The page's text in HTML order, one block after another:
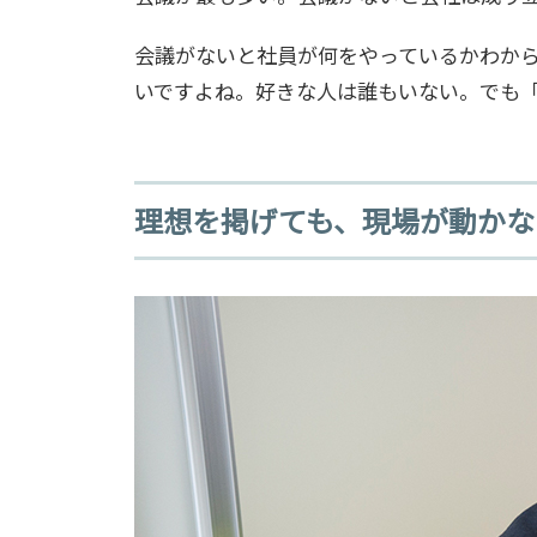
会議がないと社員が何をやっているかわか
いですよね。好きな人は誰もいない。でも
理想を掲げても、現場が動か